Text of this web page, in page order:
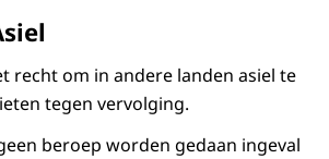
recht om in andere landen asiel te
tegen vervolging.
beroep worden gedaan ingeval